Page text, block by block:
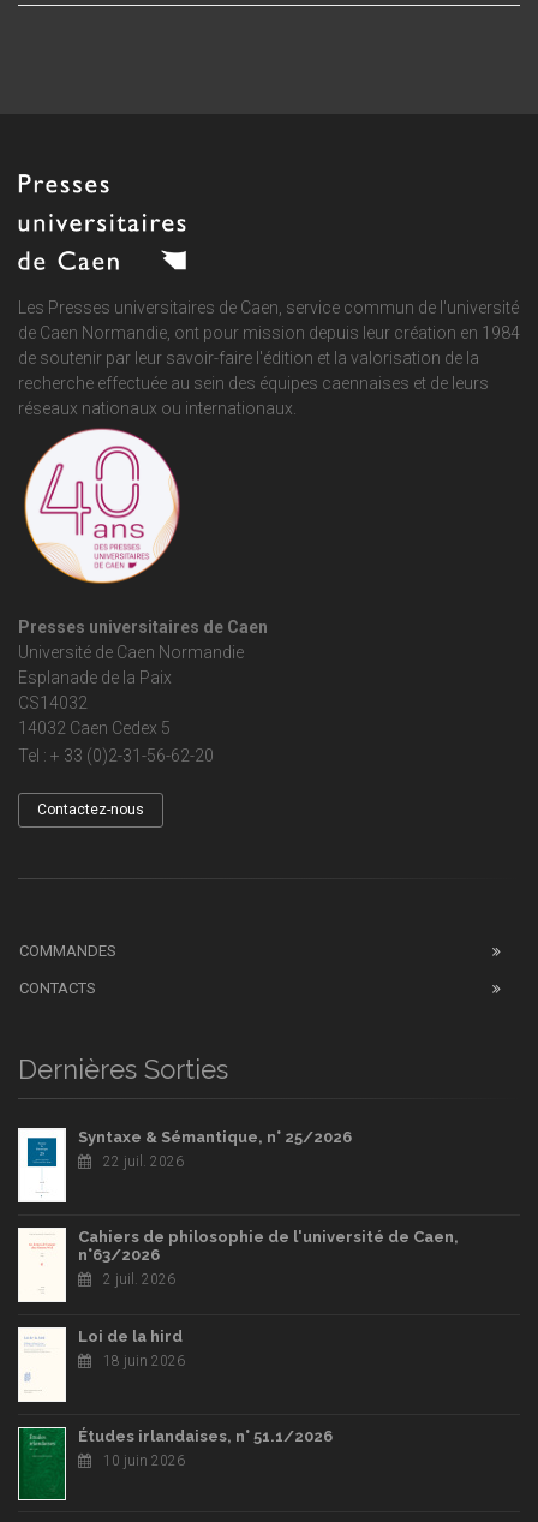
Les Presses universitaires de Caen, service commun de l'université
de Caen Normandie , ont pour mission depuis leur création en 1984
de soutenir par leur savoir-faire l'édition et la valorisation de la
recherche effectuée au sein des équipes caennaises et de leurs
réseaux nationaux ou internationaux.
Presses universitaires de Caen
Université de Caen Normandie
Esplanade de la Paix
CS14032
14032 Caen Cedex 5
Tel : + 33 (0)2-31-56-62-20
Contactez-nous
COMMANDES
CONTACTS
Dernières Sorties
Syntaxe & Sémantique, n° 25/2026
22 juil. 2026
Cahiers de philosophie de l'université de Caen,
n°63/2026
2 juil. 2026
Loi de la hird
18 juin 2026
Études irlandaises, n° 51.1/2026
10 juin 2026